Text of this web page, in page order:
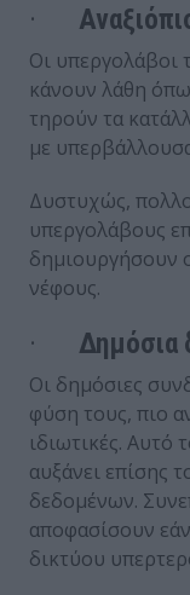
·
Οι υπεργολάβοι
κάνουν λάθη
τηρούν τα
με
Δυστυχώς,
υπεργολάβους
δημιουργήσουν
νέφους.
· Δημόσια
Οι δημόσιες
φύση τους, πιο
ιδιωτικές. Αυτό
αυξάνει επίσης
δεδομένων.
αποφασίσουν
δικτύου